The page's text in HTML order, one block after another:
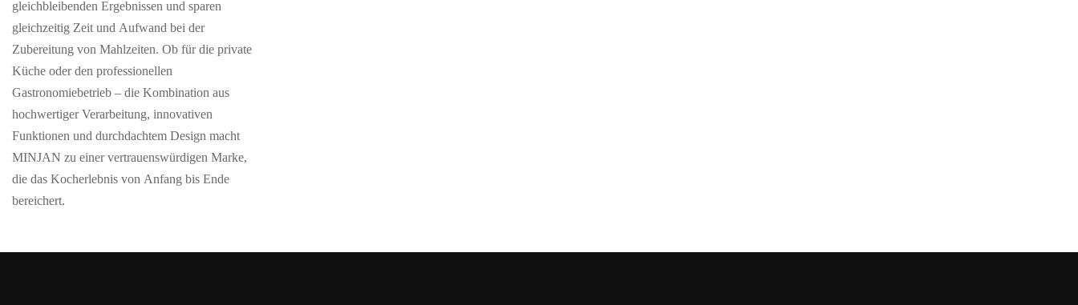
gleichbleibenden Ergebnissen und sparen
gleichzeitig Zeit und Aufwand bei der
Zubereitung von Mahlzeiten. Ob für die private
Küche oder den professionellen
Gastronomiebetrieb – die Kombination aus
hochwertiger Verarbeitung, innovativen
Funktionen und durchdachtem Design macht
MINJAN zu einer vertrauenswürdigen Marke,
die das Kocherlebnis von Anfang bis Ende
bereichert.